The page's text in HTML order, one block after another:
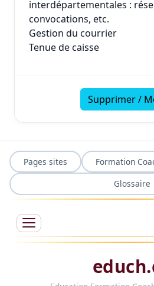
interdépartementales :
convocations, etc.
Gestion du courrier
Tenue de caisse
Supprimer /
Pages sites Formation
Glossaire